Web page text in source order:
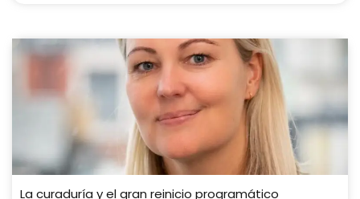
La curaduría y el gran reinicio programático